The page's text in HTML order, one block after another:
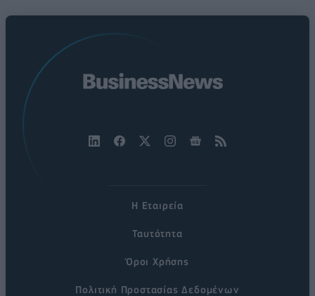
Η Εταιρεία
Ταυτότητα
Όροι Χρήσης
Πολιτική Προστασίας Δεδομένων